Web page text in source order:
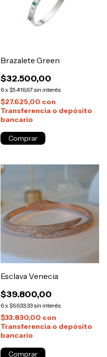
Brazalete Green
$32.500,00
6 x $5.416,67sin interés
$27.625,00 con
Transferencia o depósito
bancario
Esclava Venecia
$39.800,00
6 x $6.633,33sin interés
$33.830,00 con
Transferencia o depósito
bancario